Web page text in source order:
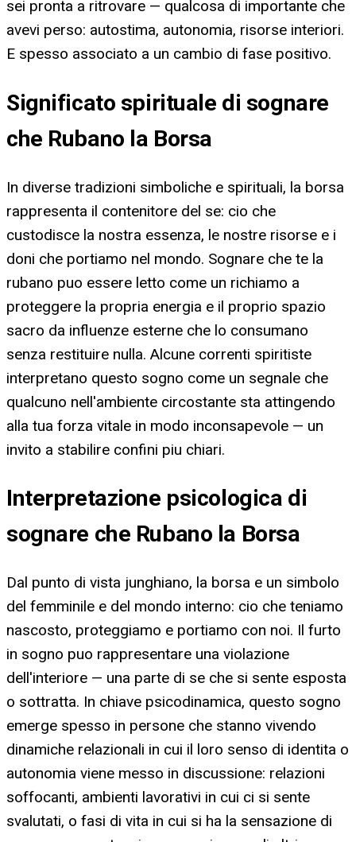
sei pronta a ritrovare — qualcosa di importante che
avevi perso: autostima, autonomia, risorse interiori.
E spesso associato a un cambio di fase positivo.
Significato spirituale di sognare
che Rubano la Borsa
In diverse tradizioni simboliche e spirituali, la borsa
rappresenta il contenitore del se: cio che
custodisce la nostra essenza, le nostre risorse e i
doni che portiamo nel mondo. Sognare che te la
rubano puo essere letto come un richiamo a
proteggere la propria energia e il proprio spazio
sacro da influenze esterne che lo consumano
senza restituire nulla. Alcune correnti spiritiste
interpretano questo sogno come un segnale che
qualcuno nell'ambiente circostante sta attingendo
alla tua forza vitale in modo inconsapevole — un
invito a stabilire confini piu chiari.
Interpretazione psicologica di
sognare che Rubano la Borsa
Dal punto di vista junghiano, la borsa e un simbolo
del femminile e del mondo interno: cio che teniamo
nascosto, proteggiamo e portiamo con noi. Il furto
in sogno puo rappresentare una violazione
dell'interiore — una parte di se che si sente esposta
o sottratta. In chiave psicodinamica, questo sogno
emerge spesso in persone che stanno vivendo
dinamiche relazionali in cui il loro senso di identita o
autonomia viene messo in discussione: relazioni
soffocanti, ambienti lavorativi in cui ci si sente
svalutati, o fasi di vita in cui si ha la sensazione di